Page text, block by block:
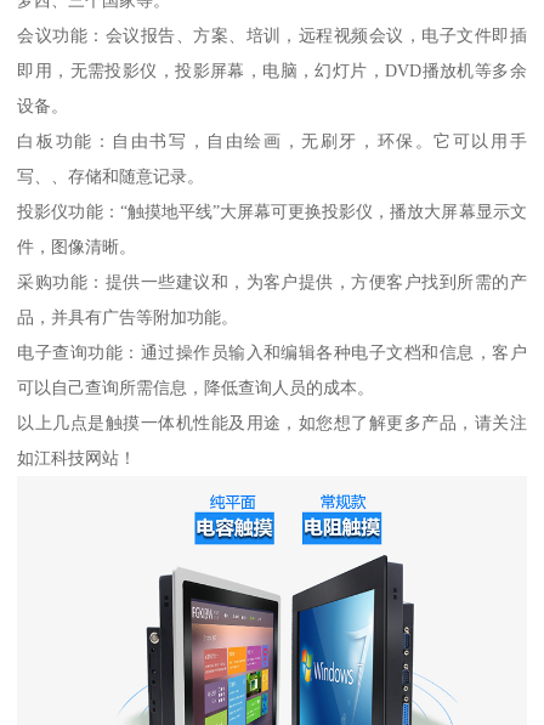
会议功能：会议报告、方案、培训，远程视频会议，电子文件即插
即用，无需投影仪，投影屏幕，电脑，幻灯片，DVD播放机等多余
设备。
白板功能：自由书写，自由绘画，无刷牙，环保。它可以用手
写、、存储和随意记录。
投影仪功能：“触摸地平线”大屏幕可更换投影仪，播放大屏幕显示文
件，图像清晰。
采购功能：提供一些建议和，为客户提供，方便客户找到所需的产
品，并具有广告等附加功能。
电子查询功能：通过操作员输入和编辑各种电子文档和信息，客户
可以自己查询所需信息，降低查询人员的成本。
以上几点是触摸一体机性能及用途，如您想了解更多产品，请关注
如江科技网站！